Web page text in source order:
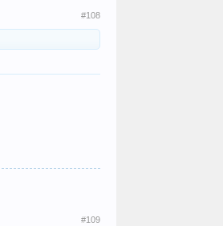
#108
#109